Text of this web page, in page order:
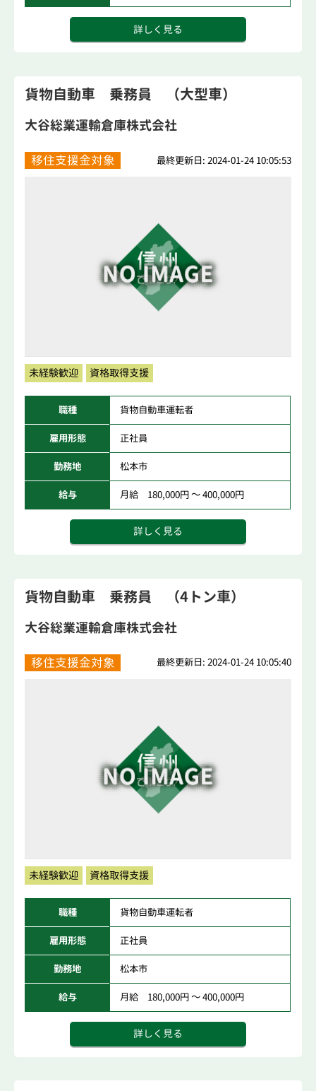
詳しく見る
貨物自動車 乗務員 （大型車）
大谷総業運輸倉庫株式会社
移住支援金対象 最終更新日: 2024-01-24 10:05:53
未経験歓迎 資格取得支援
職種 貨物自動車運転者
雇用形態 正社員
勤務地 松本市
給与 月給 180,000円 ～ 400,000円
詳しく見る
貨物自動車 乗務員 （4トン車）
大谷総業運輸倉庫株式会社
移住支援金対象 最終更新日: 2024-01-24 10:05:40
未経験歓迎 資格取得支援
職種 貨物自動車運転者
雇用形態 正社員
勤務地 松本市
給与 月給 180,000円 ～ 400,000円
詳しく見る